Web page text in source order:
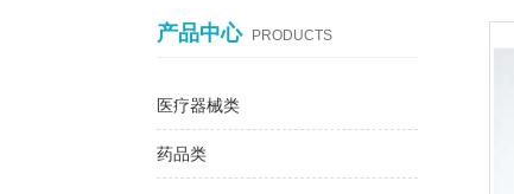
产品中心 PRODUCTS
医疗器械类
药品类